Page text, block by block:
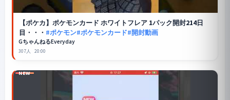
【ポケカ】ポケモンカード ホワイトフレア 1パック開封214日
目・・・ #ポケモン#ポケモンカード#開封動画
GちゃんねるEveryday
307人 20:00
NEW